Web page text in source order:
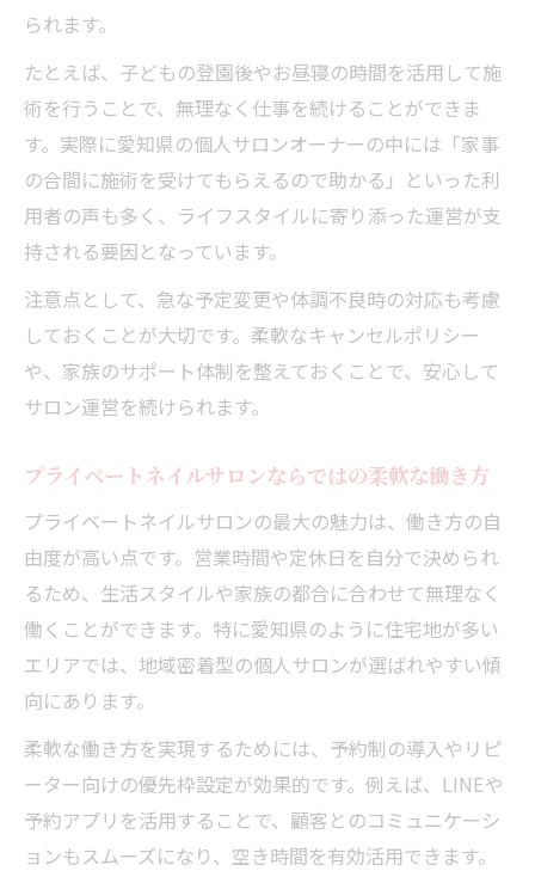
られます。
たとえば、子どもの登園後やお昼寝の時間を活用して施
術を行うことで、無理なく仕事を続けることができま
す。実際に愛知県の個人サロンオーナーの中には「家事
の合間に施術を受けてもらえるので助かる」といった利
用者の声も多く、ライフスタイルに寄り添った運営が支
持される要因となっています。
注意点として、急な予定変更や体調不良時の対応も考慮
しておくことが大切です。柔軟なキャンセルポリシー
や、家族のサポート体制を整えておくことで、安心して
サロン運営を続けられます。
プライベートネイルサロンならではの柔軟な働き方
プライベートネイルサロンの最大の魅力は、働き方の自
由度が高い点です。営業時間や定休日を自分で決められ
るため、生活スタイルや家族の都合に合わせて無理なく
働くことができます。特に愛知県のように住宅地が多い
エリアでは、地域密着型の個人サロンが選ばれやすい傾
向にあります。
柔軟な働き方を実現するためには、予約制の導入やリピ
ーター向けの優先枠設定が効果的です。例えば、LINEや
予約アプリを活用することで、顧客とのコミュニケーシ
ョンもスムーズになり、空き時間を有効活用できます。